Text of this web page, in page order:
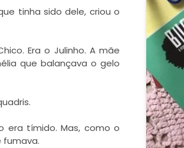
tinha sido dele, criou o
Era o Julinho. A mãe
que balançava o gelo
era tímido. Mas, como o
fumava.